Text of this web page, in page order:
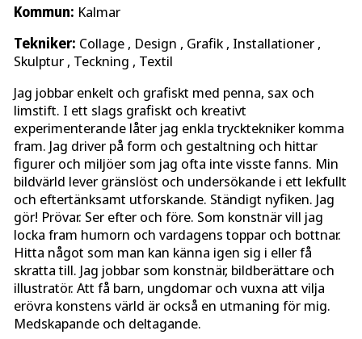
Kommun: Kalmar
Tekniker: Collage , Design , Grafik , Installationer ,
Skulptur , Teckning , Textil
Jag jobbar enkelt och grafiskt med penna, sax och
limstift. I ett slags grafiskt och kreativt
experimenterande låter jag enkla trycktekniker komma
fram. Jag driver på form och gestaltning och hittar
figurer och miljöer som jag ofta inte visste fanns. Min
bildvärld lever gränslöst och undersökande i ett lekfullt
och eftertänksamt utforskande. Ständigt nyfiken. Jag
gör! Prövar. Ser efter och före. Som konstnär vill jag
locka fram humorn och vardagens toppar och bottnar.
Hitta något som man kan känna igen sig i eller få
skratta till. Jag jobbar som konstnär, bildberättare och
illustratör. Att få barn, ungdomar och vuxna att vilja
erövra konstens värld är också en utmaning för mig.
Medskapande och deltagande.